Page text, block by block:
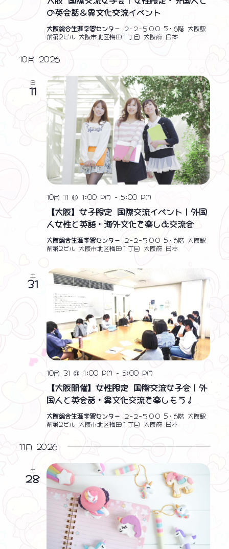
の英会話＆異文化交流イベント
大阪総合生涯学習センター ２−２−５００ 5・6階 大阪駅
前第2ビル 大阪市北区梅田１丁目 大阪府 日本
10月 2026
日
11
【大阪】女子限定 国際交流イベント｜外国
人女性と英語・海外文化を楽しむ交流会
10月 11 @ 1:00 PM -5:00 PM
大阪総合生涯学習センター ２−２−５００ 5・6階 大阪駅
前第2ビル 大阪市北区梅田１丁目 大阪府 日本
土
31
【大阪開催】女性限定 国際交流女子会｜外
国人と英会話・異文化交流を楽しもう！
10月 31 @ 1:00 PM -5:00 PM
大阪総合生涯学習センター ２−２−５００ 5・6階 大阪駅
前第2ビル 大阪市北区梅田１丁目 大阪府 日本
11月 2026
土
28
❤ ❤ ❤